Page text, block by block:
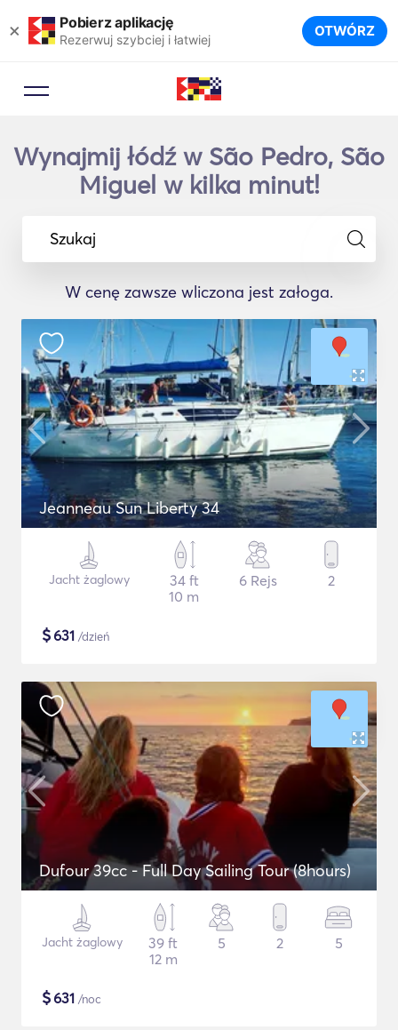
× Pobierz aplikację
Rezerwuj szybciej i łatwiej OTWÓRZ
Wynajmij łódź w São Pedro, São
Miguel w kilka minut!
Szukaj
W cenę zawsze wliczona jest załoga.
Jeanneau Sun Liberty 34
Jacht żaglowy
34 ft
10 m
6 Rejs 2
$631 /dzień
Dufour 39cc - Full Day Sailing Tour (8hours)
Jacht żaglowy
39 ft
12 m
5 2 5
$631 /noc